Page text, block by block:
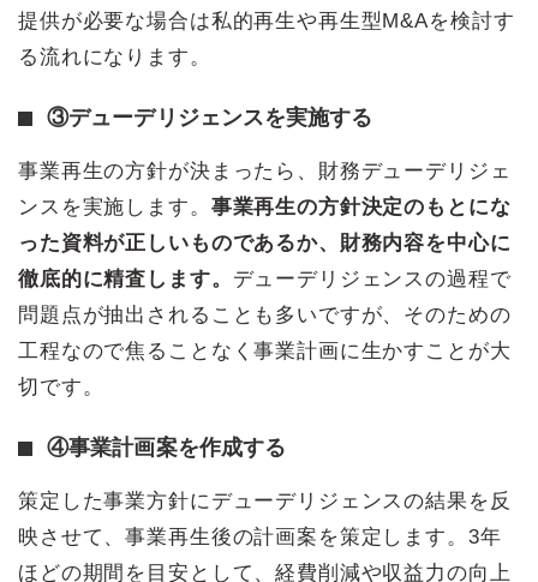
提供が必要な場合は私的再生や再生型M&Aを検討す
る流れになります。
③デューデリジェンスを実施する
事業再生の方針が決まったら、財務デューデリジェ
ンスを実施します。 事業再生の方針決定のもとにな
った資料が正しいものであるか、財務内容を中心に
徹底的に精査します。 デューデリジェンスの過程で
問題点が抽出されることも多いですが、そのための
工程なので焦ることなく事業計画に生かすことが大
切です。
④事業計画案を作成する
策定した事業方針にデューデリジェンスの結果を反
映させて、事業再生後の計画案を策定します。3年
ほどの期間を目安として、経費削減や収益力の向上